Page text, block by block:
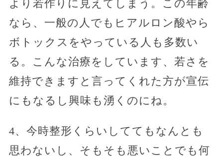
より若作りに見えてしまう。この年齢
なら、一般の人でもヒアルロン酸やら
ボトックスをやっている人も多数い
る。こんな治療をしています、若さを
維持できますと言ってくれた方が宣伝
にもなるし興味も湧くのにね。
4、今時整形くらいしててもなんとも
思わないし、そもそも悪いことでも何